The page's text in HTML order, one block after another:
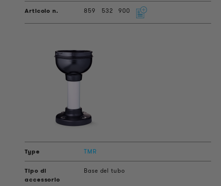
859 532 900
TMR
Base del tubo